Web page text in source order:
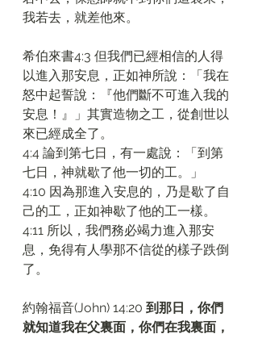
我若去，就差他來。
希伯來書4:3 但我們已經相信的人得
以進入那安息，正如神所說：「我在
怒中起誓說：『他們斷不可進入我的
安息！』」其實造物之工，從創世以
來已經成全了。
4:4 論到第七日，有一處說：「到第
七日，神就歇了他一切的工。」
4:10 因為那進入安息的，乃是歇了自
己的工，正如神歇了他的工一樣。
4:11 所以，我們務必竭力進入那安
息，免得有人學那不信從的樣子跌倒
了。
約翰福音(John) 14:20 到那日，你們
就知道我在父裏面，你們在我裏面，